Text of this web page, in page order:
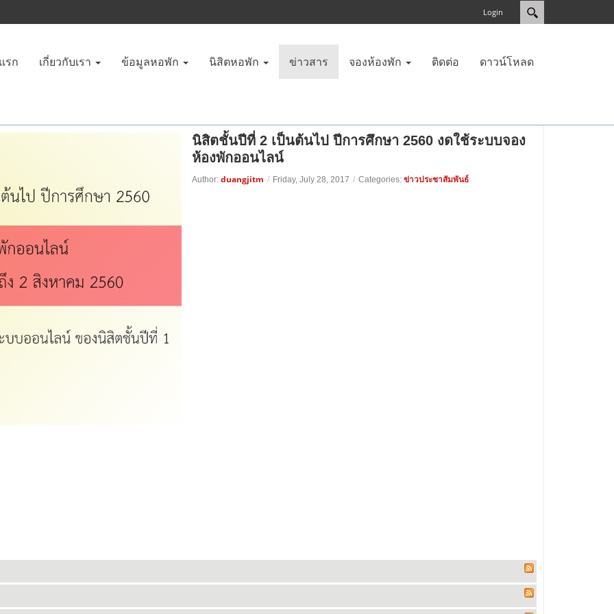
Login
รก เกี่ยวกับเรา ข้อมูลหอพัก นิสิตหอพัก ข่าวสาร จองห้องพัก ติดต่อ ดาวน์โหลด
นิสิตชั้นปีที่ 2 เป็นต้นไป ปีการศึกษา 2560 งดใช้ระบบจอง
ห้องพักออนไลน์
Author: duangjitm / Friday, July 28, 2017 / Categories: ข่าวประชาสัมพันธ์